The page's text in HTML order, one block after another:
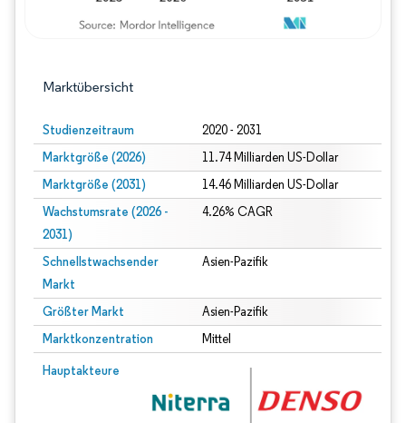
Marktübersicht
Studienzeitraum 2020 - 2031
Marktgröße (2026) 11.74 Milliarden US-Dollar
Marktgröße (2031) 14.46 Milliarden US-Dollar
Wachstumsrate (2026 -
2031)
4.26% CAGR
Schnellstwachsender
Markt
Asien-Pazifik
Größter Markt Asien-Pazifik
Marktkonzentration Mittel
Hauptakteure
Bild © Mordor Intelligence. Wiederverwendung erfordert Namensnennung